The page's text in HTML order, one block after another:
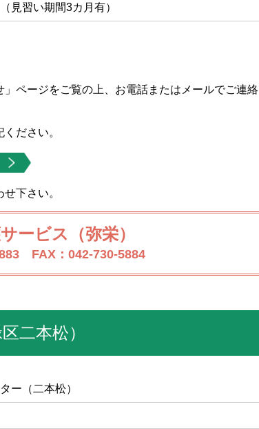
見習い期間3カ月有）
ページをご覧の上、お電話またはメールでご連絡
ださい。
下さい。
ービス（弥栄）
FAX：042-730-5884
二本松）
ー（二本松）